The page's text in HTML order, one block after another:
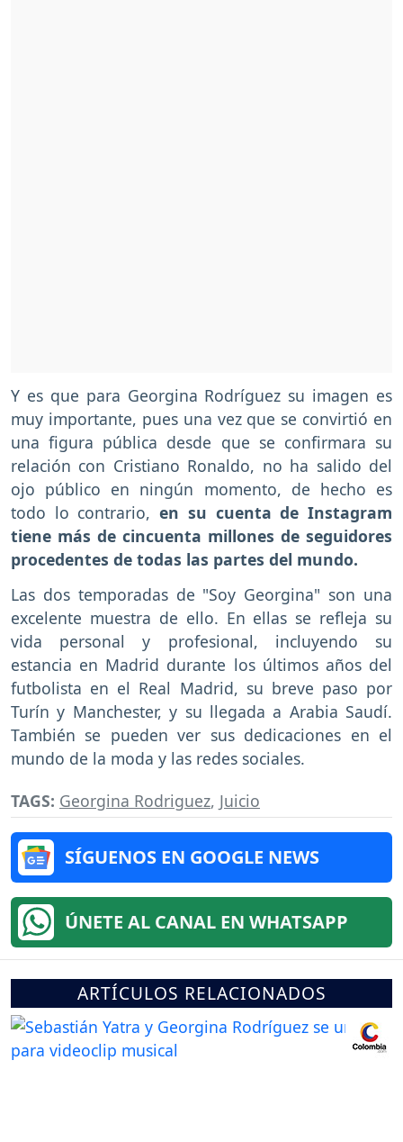
Y es que para Georgina Rodríguez su imagen es
muy importante, pues una vez que se convirtió en
una figura pública desde que se confirmara su
relación con Cristiano Ronaldo, no ha salido del
ojo público en ningún momento, de hecho es
todo lo contrario,en su cuenta de Instagram
tiene más de cincuenta millones de seguidores
procedentes de todas las partes del mundo.
Las dos temporadas de "Soy Georgina" son una
excelente muestra de ello. En ellas se refleja su
vida personal y profesional, incluyendo su
estancia en Madrid durante los últimos años del
futbolista en el Real Madrid, su breve paso por
Turín y Manchester, y su llegada a Arabia Saudí.
También se pueden ver sus dedicaciones en el
mundo de la moda y las redes sociales.
TAGS: Georgina Rodriguez, Juicio
SÍGUENOS EN GOOGLE NEWS
ÚNETE AL CANAL EN WHATSAPP
ARTÍCULOS RELACIONADOS